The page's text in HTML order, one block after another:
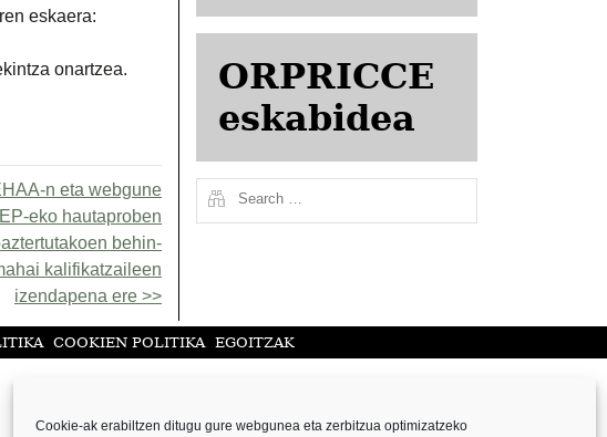
Cookie-ak erabiltzen ditugu gure webgunea eta zerbitzua optimizatzeko
eskaera:
onartzea.
n eta webgune
eko hautaproben
behin-
kalifikatzaileen
izendapena ere
ORPRICCE
eskabidea
COOKIEN POLITIKA EGOITZAK